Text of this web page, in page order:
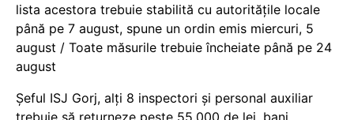
lista acestora trebuie stabilită cu autoritățile locale
până pe 7 august, spune un ordin emis miercuri, 5
august / Toate măsurile trebuie încheiate până pe 24
august
Șeful ISJ Gorj, alți 8 inspectori și personal auxiliar